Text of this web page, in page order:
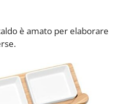
è amato per elaborare